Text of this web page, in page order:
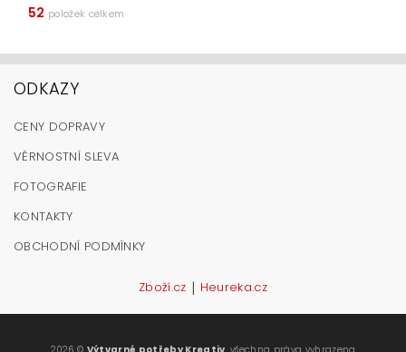
52 položek celkem
ODKAZY
CENY DOPRAVY
VĚRNOSTNÍ SLEVA
FOTOGRAFIE
KONTAKTY
OBCHODNÍ PODMÍNKY
Zboží.cz | Heureka.cz